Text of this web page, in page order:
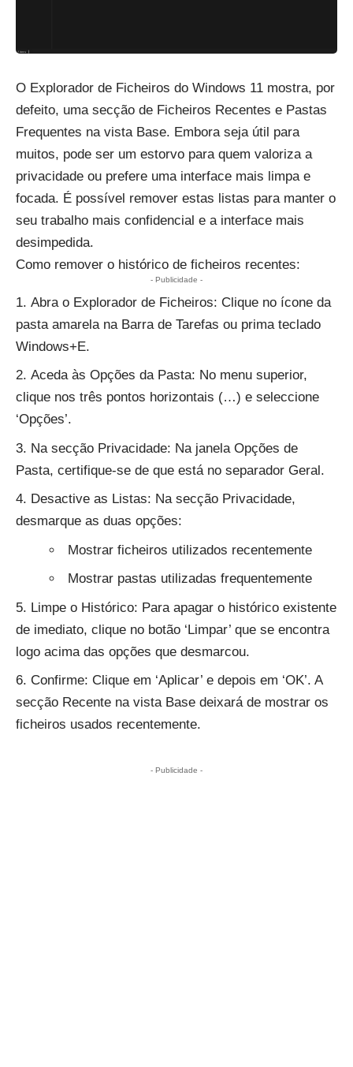
O Explorador de Ficheiros do Windows 11 mostra, por
defeito, uma secção de Ficheiros Recentes e Pastas
Frequentes na vista Base. Embora seja útil para
muitos, pode ser um estorvo para quem valoriza a
privacidade ou prefere uma interface mais limpa e
focada. É possível remover estas listas para manter o
seu trabalho mais confidencial e a interface mais
desimpedida.
Como remover o histórico de ficheiros recentes:
- Publicidade -
Abra o Explorador de Ficheiros: Clique no ícone da
pasta amarela na Barra de Tarefas ou prima teclado
Windows+E.
Aceda às Opções da Pasta: No menu superior,
clique nos três pontos horizontais (…) e seleccione
‘Opções’.
Na secção Privacidade: Na janela Opções de
Pasta, certifique-se de que está no separador Geral.
Desactive as Listas: Na secção Privacidade,
desmarque as duas opções:
Mostrar ficheiros utilizados recentemente
Mostrar pastas utilizadas frequentemente
Limpe o Histórico: Para apagar o histórico existente
de imediato, clique no botão ‘Limpar’ que se encontra
logo acima das opções que desmarcou.
Confirme: Clique em ‘Aplicar’ e depois em ‘OK’. A
secção Recente na vista Base deixará de mostrar os
ficheiros usados recentemente.
- Publicidade -